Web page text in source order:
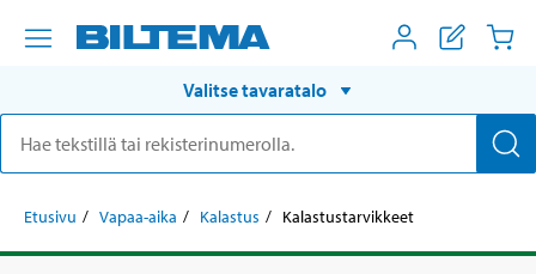
Valitse tavaratalo
Etusivu Vapaa-aika Kalastus Kalastustarvikkeet